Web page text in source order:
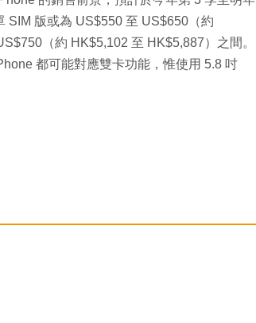
SIM 版或為 US$550 至 US$650（約
（約 HK$5,102 至 HK$5,887）之間。
都可能對應雙卡功能，惟使用 5.8 吋